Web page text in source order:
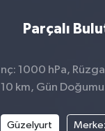
Parçalı
1000 hPa,
km, Gün
Güzelyurt